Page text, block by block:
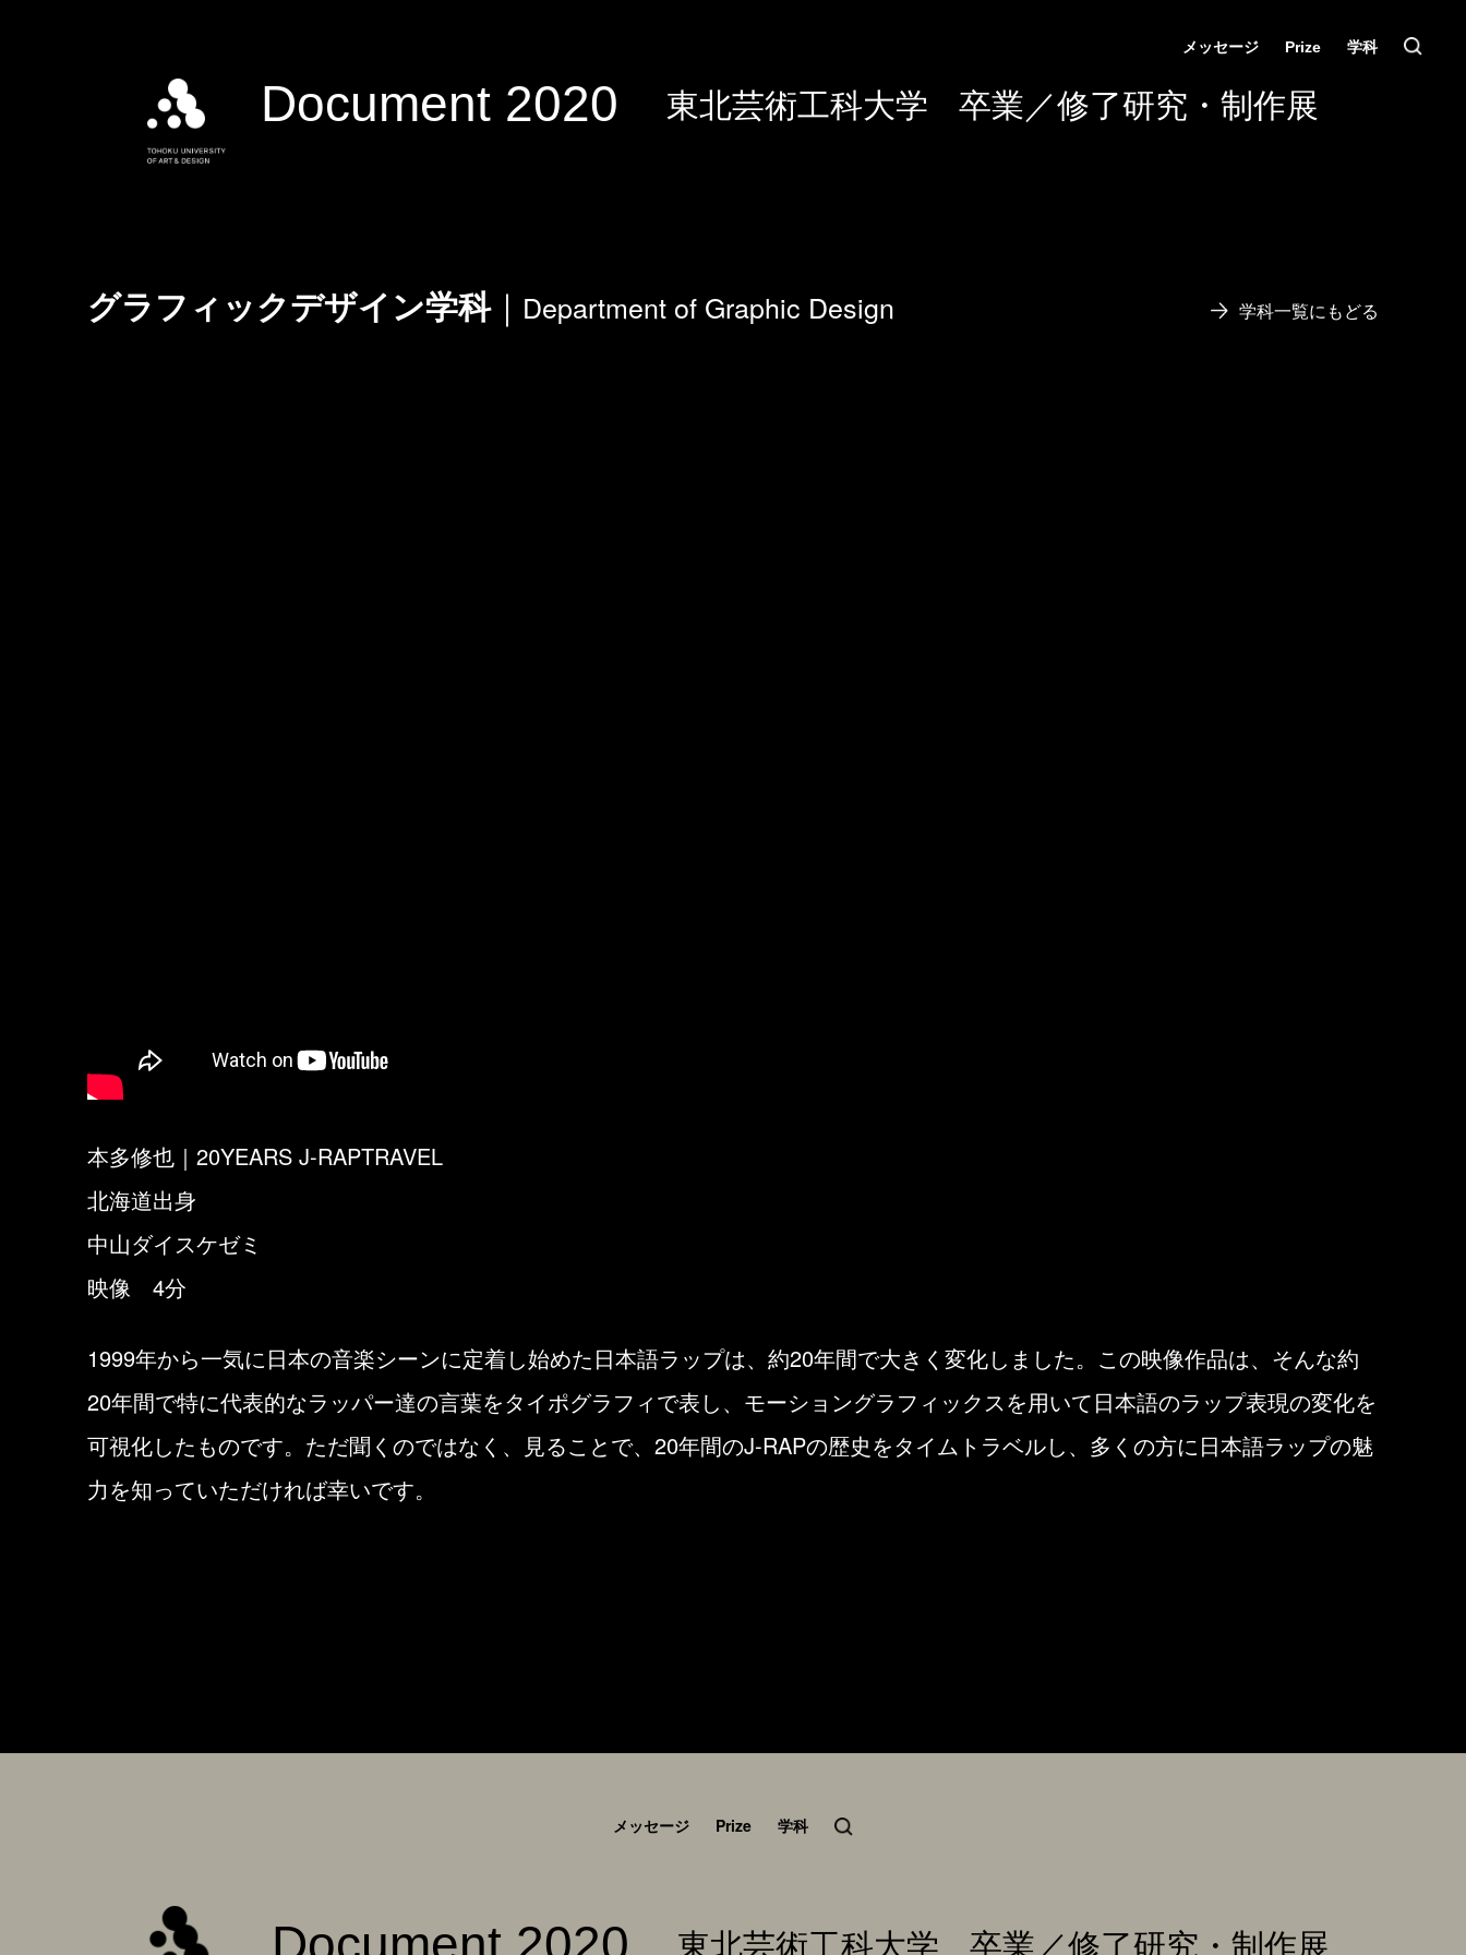
Document 2020 東北芸術工科大学 卒業／修了研究・制作展
メッセージ Prize 学科
学科一覧にもどる
グラフィックデザイン学科 Department of Graphic Design
本多修也｜20YEARS J-RAPTRAVEL
北海道出身
中山ダイスケゼミ
映像 4分
1999年から一気に日本の音楽シーンに定着し始めた日本語ラップは、約20年間で大きく変化しました。この映像作品は、そんな約
20年間で特に代表的なラッパー達の言葉をタイポグラフィで表し、モーショングラフィックスを用いて日本語のラップ表現の変化を
可視化したものです。ただ聞くのではなく、見ることで、20年間のJ-RAPの歴史をタイムトラベルし、多くの方に日本語ラップの魅
力を知っていただければ幸いです。
メッセージ Prize 学科
東北芸術工科大学 卒業／修了研究・制作展